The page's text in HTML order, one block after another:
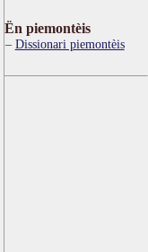
Ën piemontèis
Dissionari piemontèis